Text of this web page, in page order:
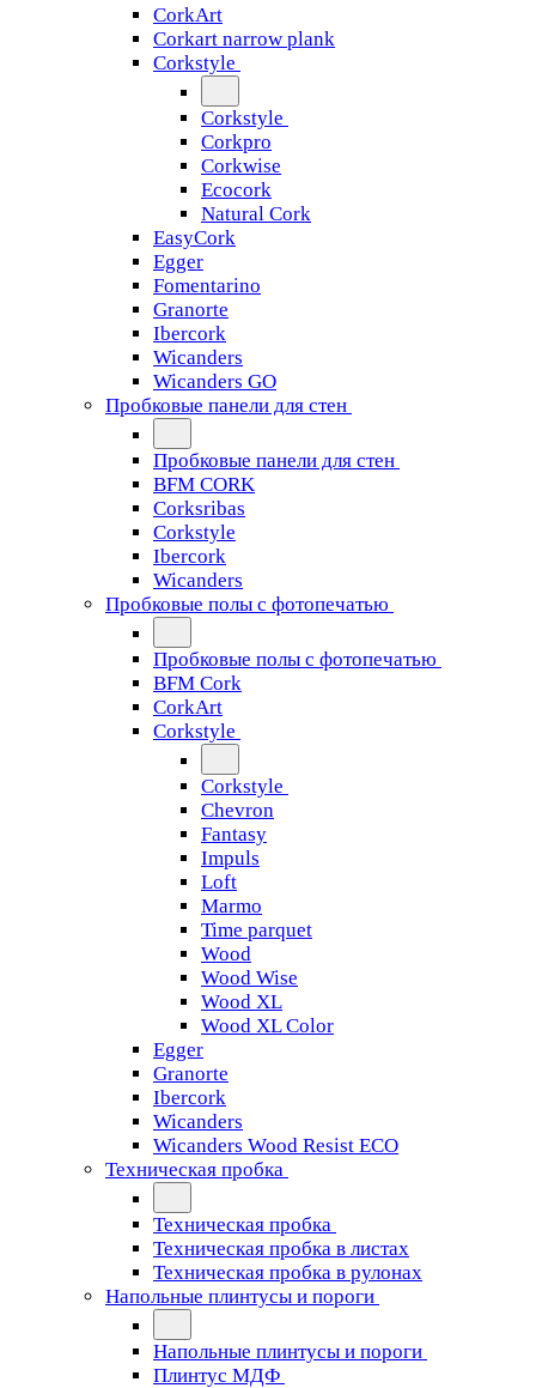
CorkArt
Corkart narrow plank
Corkstyle
Corkstyle
Corkpro
Corkwise
Ecocork
Natural Cork
EasyCork
Egger
Fomentarino
Granorte
Ibercork
Wicanders
Wicanders GO
Пробковые панели для стен
Пробковые панели для стен
BFM CORK
Corksribas
Corkstyle
Ibercork
Wicanders
Пробковые полы с фотопечатью
Пробковые полы с фотопечатью
BFM Cork
CorkArt
Corkstyle
Corkstyle
Chevron
Fantasy
Impuls
Loft
Marmo
Time parquet
Wood
Wood Wise
Wood XL
Wood XL Color
Egger
Granorte
Ibercork
Wicanders
Wicanders Wood Resist ECO
Техническая пробка
Техническая пробка
Техническая пробка в листах
Техническая пробка в рулонах
Напольные плинтусы и пороги
Напольные плинтусы и пороги
Плинтус МДФ